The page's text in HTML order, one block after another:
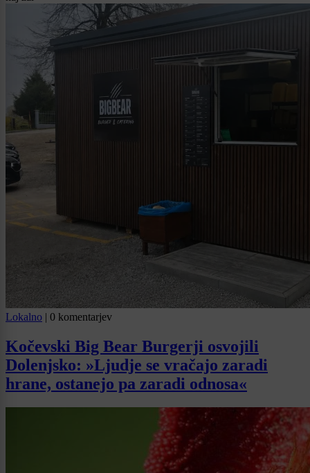
Lokalno | 0 komentarjev
Kočevski Big Bear Burgerji osvojili
Dolenjsko: »Ljudje se vračajo zaradi
hrane, ostanejo pa zaradi odnosa«